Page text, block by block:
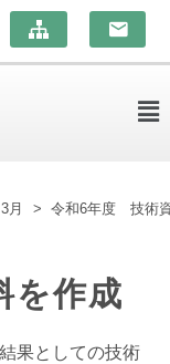
3月 令和6年度 技術
作成
果としての技術